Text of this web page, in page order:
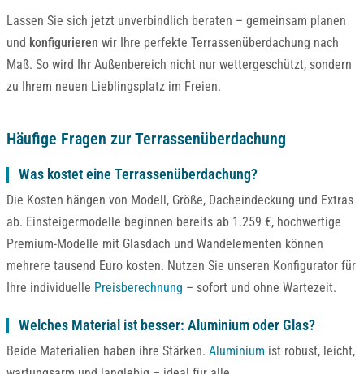
Lassen Sie sich jetzt unverbindlich beraten – gemeinsam planen
und konfigurieren wir Ihre perfekte Terrassenüberdachung nach
Maß. So wird Ihr Außenbereich nicht nur wettergeschützt, sondern
zu Ihrem neuen Lieblingsplatz im Freien.
Häufige Fragen zur Terrassenüberdachung
Was kostet eine Terrassenüberdachung?
Die Kosten hängen von Modell, Größe, Dacheindeckung und Extras
ab. Einsteigermodelle beginnen bereits ab 1.259 €, hochwertige
Premium-Modelle mit Glasdach und Wandelementen können
mehrere tausend Euro kosten. Nutzen Sie unseren Konfigurator für
Ihre individuelle Preisberechnung – sofort und ohne Wartezeit.
Welches Material ist besser: Aluminium oder Glas?
Beide Materialien haben ihre Stärken. Aluminium ist robust, leicht,